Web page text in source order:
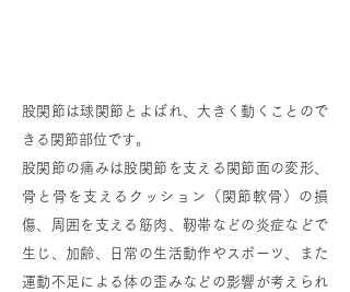
股関節は球関節とよばれ、大きく動くことので
きる関節部位です。
股関節の痛みは股関節を支える関節面の変形、
骨と骨を支えるクッション（関節軟骨）の損
傷、周囲を支える筋肉、靭帯などの炎症などで
生じ、加齢、日常の生活動作やスポーツ、また
運動不足による体の歪みなどの影響が考えられ